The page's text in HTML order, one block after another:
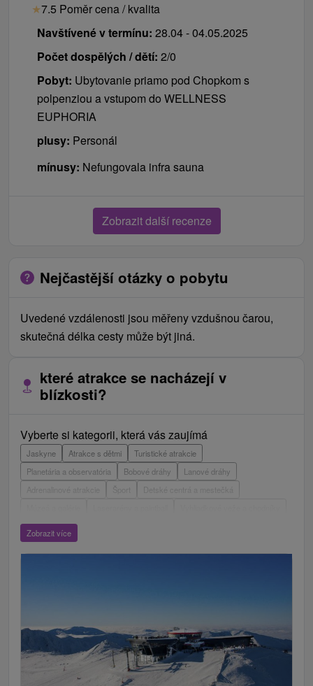
★7.5 Poměr cena / kvalita
Navštívené v termínu: 28.04 - 04.05.2025
Počet dospělých / dětí: 2/0
Pobyt: Ubytovanie priamo pod Chopkom s
polpenziou a vstupom do WELLNESS
EUPHORIA
plusy: Personál
mínusy: Nefungovala infra sauna
Zobrazit další recenze
Nejčastější otázky o pobytu
Uvedené vzdálenosti jsou měřeny vzdušnou čarou,
skutečná délka cesty může být jiná.
které atrakce se nacházejí v
blízkosti?
Vyberte si kategorii, která vás zaujímá
Jaskyne Atrakce s dětmi
Turistické atrakcie
Planetária a observatória
Bobové dráhy
Lanové dráhy
Adrenalinové atrakcie
Detské centrá a mestečká
ZOO a zvieracie farmy
Hrady, zámky, zrúcaniny
Plte, rafting, splavy
Architektonické stavby
Lyžiarske strediská
Golfové ihriská
Motokárové dráhy
Amfiteátre a kiná v prírode
Vínne cesty
Cyklotrasy
Zobrazit více